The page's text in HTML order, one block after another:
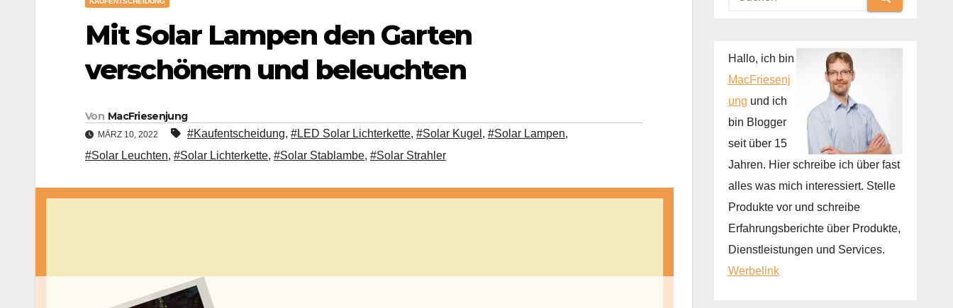
Mit Solar Lampen den Garten
verschönern und beleuchten
Von MacFriesenjung
MÄRZ 10, 2022 #Kaufentscheidung, #LED Solar Lichterkette, #Solar Kugel , #Solar Lampen,
#Solar Leuchten, #Solar Lichterkette, #Solar Stablambe, #Solar Strahler
Hallo, ich bin
MacFriesenj
ung und ich
bin Blogger
seit über 15
Jahren. Hier schreibe ich über fast
alles was mich interessiert. Stelle
Produkte vor und schreibe
Erfahrungsberichte über Produkte,
Dienstleistungen und Services.
Werbelink